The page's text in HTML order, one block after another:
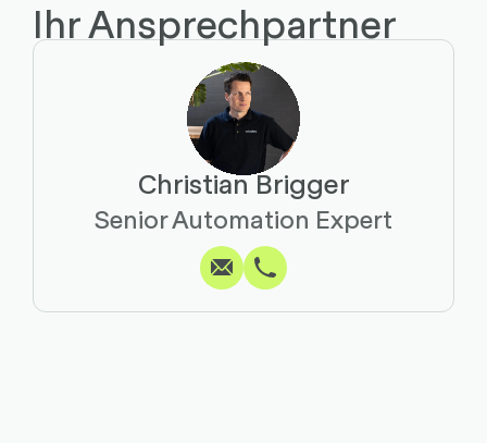
Ihr Ansprechpartner
Christian Brigger
Senior Automation Expert
SchreibenKopieren
AnrufenKopieren